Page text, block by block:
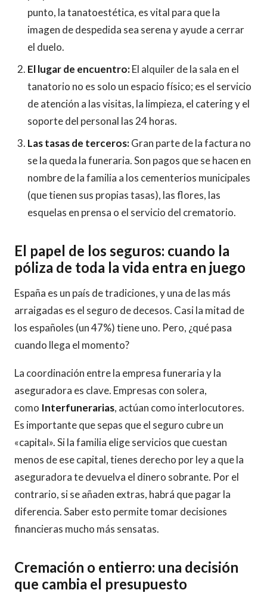
punto, la tanatoestética, es vital para que la
imagen de despedida sea serena y ayude a cerrar
el duelo.
El lugar de encuentro:El alquiler de la sala en el
tanatorio no es solo un espacio físico; es el servicio
de atención a las visitas, la limpieza, el catering y el
soporte del personal las 24 horas.
Las tasas de terceros:Gran parte de la factura no
se la queda la funeraria. Son pagos que se hacen en
nombre de la familia a los cementerios municipales
(que tienen sus propias tasas), las flores, las
esquelas en prensa o el servicio del crematorio.
El papel de los seguros: cuando la
póliza de toda la vida entra en juego
España es un país de tradiciones, y una de las más
arraigadas es el seguro de decesos. Casi la mitad de
los españoles (un 47%) tiene uno. Pero, ¿qué pasa
cuando llega el momento?
La coordinación entre la empresa funeraria y la
aseguradora es clave. Empresas con solera,
como Interfunerarias, actúan como interlocutores.
Es importante que sepas que el seguro cubre un
«capital». Si la familia elige servicios que cuestan
menos de ese capital, tienes derecho por ley a que la
aseguradora te devuelva el dinero sobrante. Por el
contrario, si se añaden extras, habrá que pagar la
diferencia. Saber esto permite tomar decisiones
financieras mucho más sensatas.
Cremación o entierro: una decisión
que cambia el presupuesto